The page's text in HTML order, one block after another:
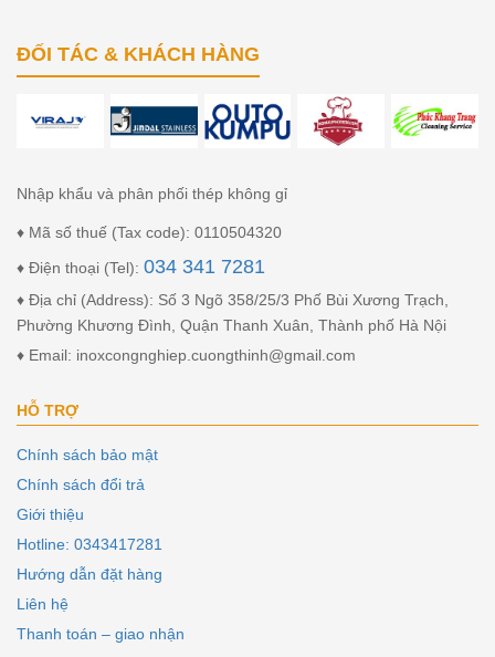
ĐỐI TÁC & KHÁCH HÀNG
Nhập khẩu và phân phối thép không gỉ
♦ Mã số thuế (Tax code): 0110504320
♦ Điện thoại (Tel): 034 341 7281
♦ Địa chỉ (Address): Số 3 Ngõ 358/25/3 Phố Bùi Xương Trạch,
Phường Khương Đình, Quận Thanh Xuân, Thành phố Hà Nội
♦ Email: inoxcongnghiep.cuongthinh@gmail.com
HỖ TRỢ
Chính sách bảo mật
Chính sách đổi trả
Giới thiệu
Hotline: 0343417281
Hướng dẫn đặt hàng
Liên hệ
Thanh toán – giao nhận